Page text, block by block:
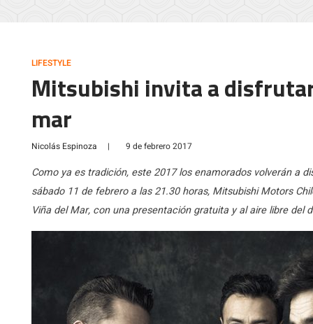
LIFESTYLE
Mitsubishi invita a
mar
Nicolás Espinoza | 9 de febrero 2017
Como ya es tradición, este 2017 los enamorados volverán a
sábado 11 de febrero a las 21.30 horas, Mitsubishi Motors
Viña del Mar, con una presentación gratuita y al aire libre del